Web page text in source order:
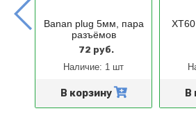
Banan plug 5мм, пара
разъёмов
72 руб.
Наличие: 1 шт
В корзину В